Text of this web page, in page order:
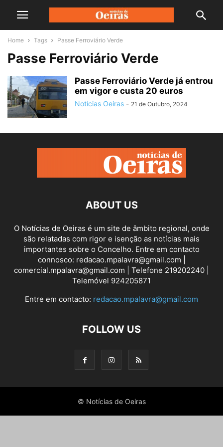
Home Tags Passe Ferroviário Verde
Passe Ferroviário Verde
Passe Ferroviário Verde já entrou
em vigor e custa 20 euros
Notícias Oeiras - 21 de Outubro, 2024
ABOUT US
O Notícias de Oeiras é um site de âmbito regional, onde
são relatadas com rigor e isenção as notícias mais
importantes sobre o Concelho. Entre em contacto
connosco: redacao.mpalavra@gmail.com |
comercial.mpalavra@gmail.com | Telefone 219202240 |
Telemóvel 924205871
Entre em contacto: redacao.mpalavra@gmail.com
FOLLOW US
© Notícias de Oeiras